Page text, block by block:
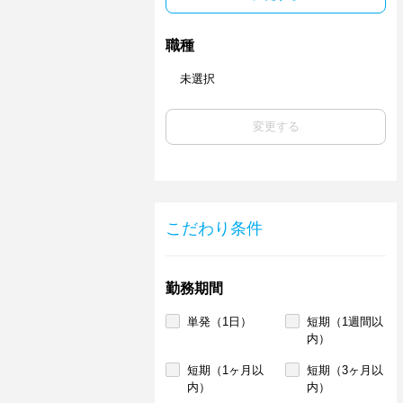
職種
未選択
変更する
こだわり条件
勤務期間
単発（1日）
短期（1週間以
内）
短期（1ヶ月以
内）
短期（3ヶ月以
内）